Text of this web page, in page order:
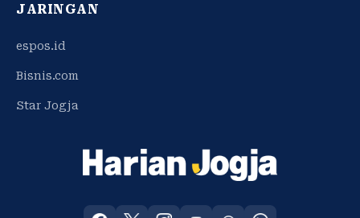
JARINGAN
espos.id
Bisnis.com
Star Jogja